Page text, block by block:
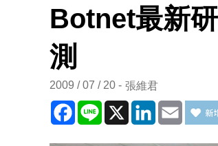
Botnet最新
測
2009 / 07 / 20 張維君
Facebook
Line X LinkedInEmail